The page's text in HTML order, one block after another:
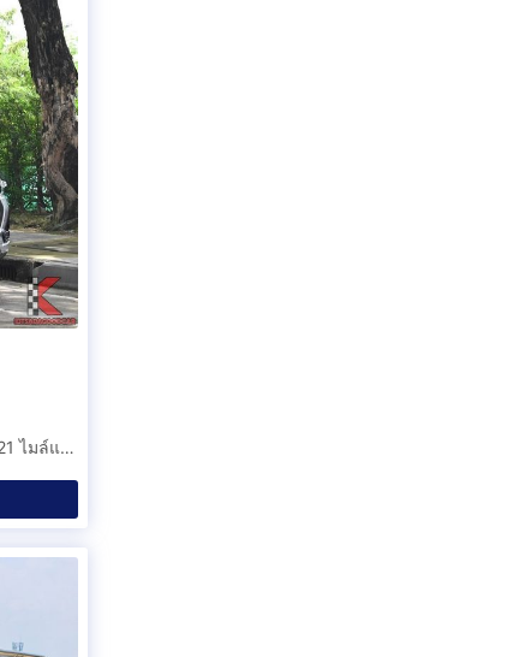
รถกระบะตอนเดียวคอกสูง Toyota Hilux Revo 2.4 Entry ปี 2021 ไมล์แท้ 3 หมื่นโล สภาพเครื่องยนต์สมบูรณ์ที่สุดพร้อมใช้งานทันที (BHCC)